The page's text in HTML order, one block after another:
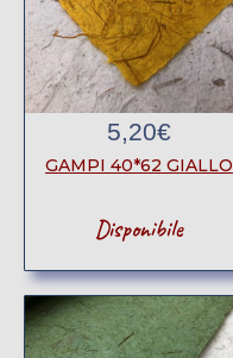
5,20€
GAMPI 40*62 GIALLO
Disponibile